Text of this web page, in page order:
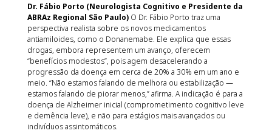
Dr. Fábio Porto (Neurologista Cognitivo e Presidente da
ABRAz Regional São Paulo)O Dr. Fábio Porto traz uma
perspectiva realista sobre os novos medicamentos
antiamiloides, como o Donanemabe. Ele explica que essas
drogas, embora representem um avanço, oferecem
“benefícios modestos”, pois agem desacelerando a
progressão da doença em cerca de 20% a 30% em um ano e
meio. “Não estamos falando de melhora ou estabilização —
estamos falando de piorar menos,” afirma. A indicação é para a
doença de Alzheimer inicial (comprometimento cognitivo leve
e demência leve), e não para estágios mais avançados ou
indivíduos assintomáticos.